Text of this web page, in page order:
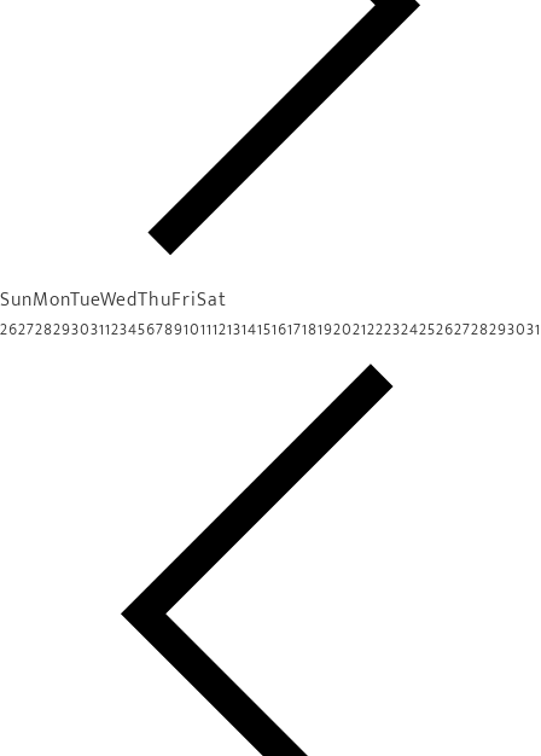
SunMonTueWedThuFriSat
26272829303112345678910111213141516171819202122232425262728293031